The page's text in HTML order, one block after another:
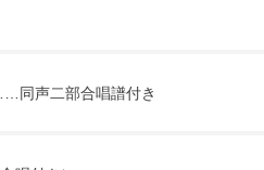
同声二部合唱譜付き